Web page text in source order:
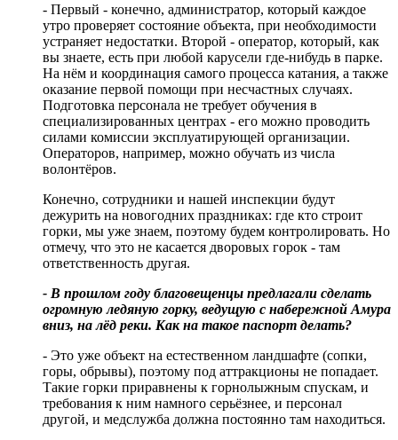
- Первый - конечно, администратор, который каждое
утро проверяет состояние объекта, при необходимости
устраняет недостатки. Второй - оператор, который, как
вы знаете, есть при любой карусели где-нибудь в парке.
На нём и координация самого процесса катания, а также
оказание первой помощи при несчастных случаях.
Подготовка персонала не требует обучения в
специализированных центрах - его можно проводить
силами комиссии эксплуатирующей организации.
Операторов, например, можно обучать из числа
волонтёров.
Конечно, сотрудники и нашей инспекции будут
дежурить на новогодних праздниках: где кто строит
горки, мы уже знаем, поэтому будем контролировать. Но
отмечу, что это не касается дворовых горок - там
ответственность другая.
- В прошлом году благовещенцы предлагали сделать
огромную ледяную горку, ведущую с набережной Амура
вниз, на лёд реки. Как на такое паспорт делать?
- Это уже объект на естественном ландшафте (сопки,
горы, обрывы), поэтому под аттракционы не попадает.
Такие горки приравнены к горнолыжным спускам, и
требования к ним намного серьёзнее, и персонал
другой, и медслужба должна постоянно там находиться.